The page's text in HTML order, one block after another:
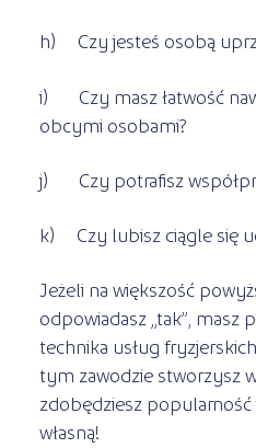
h) Czy jesteś osobą
i) Czy masz łatwość
obcymi osobami?
j) Czy potrafisz
k) Czy lubisz ciągle się
Jeżeli na większość
odpowiadasz „tak”,
technika usług
tym zawodzie stworzysz
zdobędziesz
własną!